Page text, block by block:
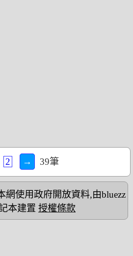
2 → 39筆
網使用政府開放資料,由bluezz
本建置 授權條款